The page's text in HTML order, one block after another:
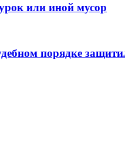
или иной мусор
порядке